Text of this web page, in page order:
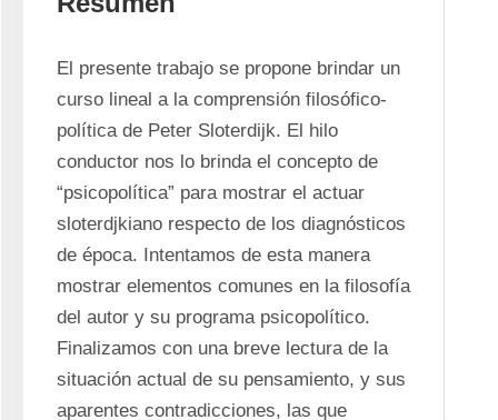
El presente trabajo se propone brindar un
curso lineal a la comprensión filosófico-
política de Peter Sloterdijk. El hilo
conductor nos lo brinda el concepto de
“psicopolítica” para mostrar el actuar
sloterdjkiano respecto de los diagnósticos
de época. Intentamos de esta manera
mostrar elementos comunes en la filosofía
del autor y su programa psicopolítico.
Finalizamos con una breve lectura de la
situación actual de su pensamiento, y sus
aparentes contradicciones, las que